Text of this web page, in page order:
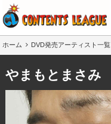
ホーム DVD発売アーティスト一覧
やまもとまさみ